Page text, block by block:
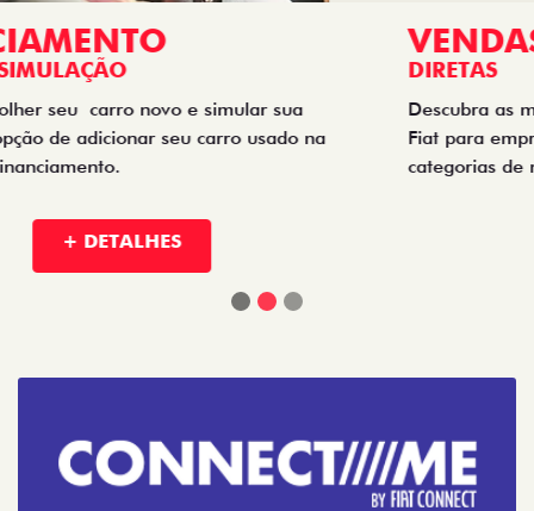
VENDAS
DIRETAS
Descubra as melhores soluções e descontos em um novo
Fiat para empresas, produtores rurais, taxistas e outras
categorias de negócios.